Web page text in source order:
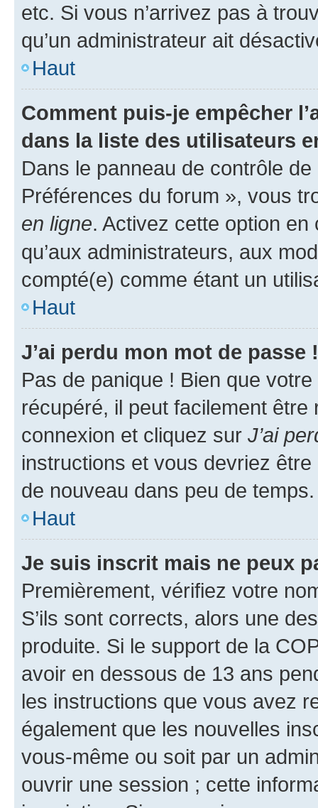
etc. Si vous n’arrivez pas à
qu’un administrateur ait
Haut
Comment puis-je empêcher
dans la liste des utilisateurs
Dans le panneau de contrôle
Préférences du forum », vous
en ligne. Activez cette option
qu’aux administrateurs, aux
compté(e) comme étant un
Haut
J’ai perdu mon mot de passe !
Pas de panique ! Bien que
récupéré, il peut facilement
connexion et cliquez sur J’ai
instructions et vous devriez
de nouveau dans peu de temps.
Haut
Je suis inscrit mais ne peux
Premièrement, vérifiez votre
S’ils sont corrects, alors une
produite. Si le support de la
avoir en dessous de 13 ans
les instructions que vous avez
également que les nouvelles
vous-même ou soit par un
ouvrir une session ; cette